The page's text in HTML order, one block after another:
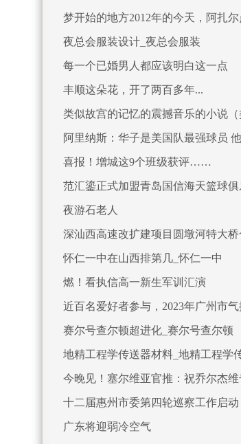
梦开始的地方2012年的今天，阿扎
夜总会服装设计_夜总会服装
每一个已婚男人都应该明白这一点
丰顺这朵花，开了两百多年...
类似故宫的记忆的震撼音乐的小说（
阿里纳斯：华子是美国队最强球员
喜报！增城这9个班级获评……
范汇鎏正式加盟青岛国信海天篮球俱
夜游石老人
深汕西高速改扩建项目圆墩河特大桥
怀仁一中在山西排第几_怀仁一中
燃！看执信高一新生军训汇演
近百名爱好者参与，2023年广州市
赛尔号查尔顿超进化_赛尔号查尔顿
地精工程学传送器材料_地精工程学
今晚见！塞尔维亚官推：祝乔尔杰维
十二届惠州市委第四轮巡察工作启
广东将迎弱冷空气